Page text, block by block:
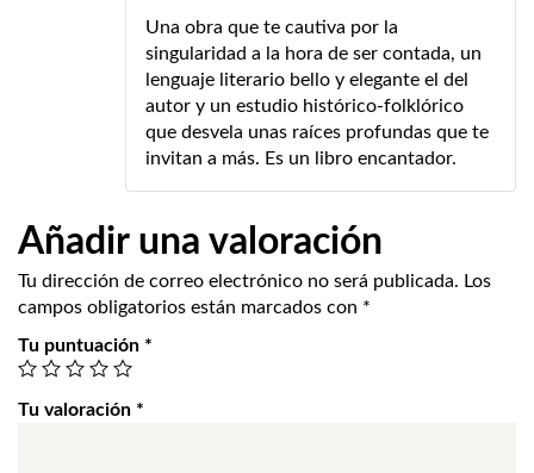
Una obra que te cautiva por la
singularidad a la hora de ser contada, un
lenguaje literario bello y elegante el del
autor y un estudio histórico-folklórico
que desvela unas raíces profundas que te
invitan a más. Es un libro encantador.
Añadir una valoración
Tu dirección de correo electrónico no será publicada. Los
campos obligatorios están marcados con *
Tu puntuación *
Tu valoración *